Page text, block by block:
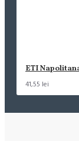
ETI
41,55 lei